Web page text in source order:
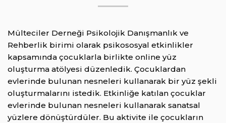
Mülteciler Derneği Psikolojik Danışmanlık ve
Rehberlik birimi olarak psikososyal etkinlikler
kapsamında çocuklarla birlikte online yüz
oluşturma atölyesi düzenledik. Çocuklardan
evlerinde bulunan nesneleri kullanarak bir yüz şekli
oluşturmalarını istedik. Etkinliğe katılan çocuklar
evlerinde bulunan nesneleri kullanarak sanatsal
yüzlere dönüştürdüler. Bu aktivite ile çocukların